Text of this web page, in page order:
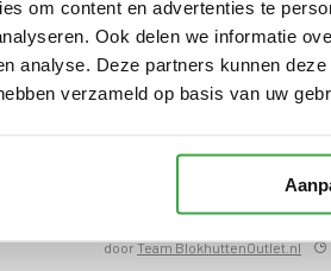
om content en advertenties te
Ook delen we informatie
analyse. Deze partners kunnen
verzameld op basis van uw
Zelf
doorTeam BlokhuttenOutlet.nl